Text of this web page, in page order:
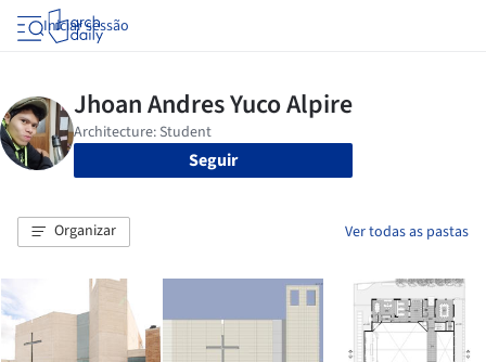
Iniciar sessão
Seguir
Organizar Ver todas as pastas